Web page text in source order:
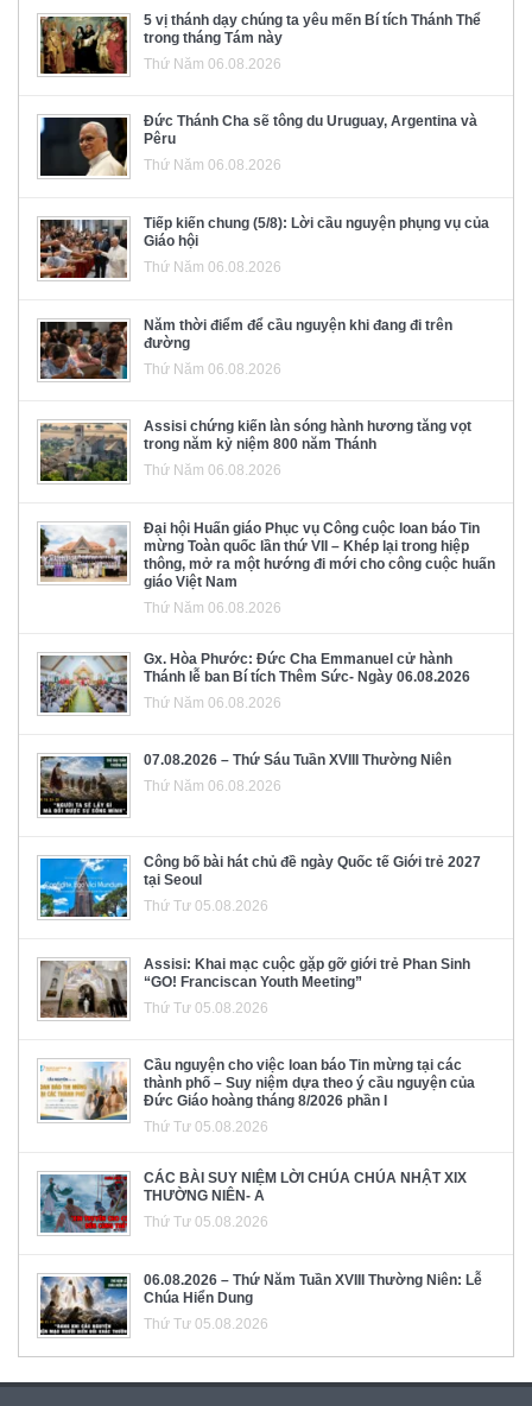
5 vị thánh dạy chúng ta yêu mến Bí tích Thánh Thể
trong tháng Tám này
Thứ Năm 06.08.2026
Đức Thánh Cha sẽ tông du Uruguay, Argentina và
Pêru
Thứ Năm 06.08.2026
Tiếp kiến chung (5/8): Lời cầu nguyện phụng vụ của
Giáo hội
Thứ Năm 06.08.2026
Năm thời điểm để cầu nguyện khi đang đi trên
đường
Thứ Năm 06.08.2026
Assisi chứng kiến làn sóng hành hương tăng vọt
trong năm kỷ niệm 800 năm Thánh
Thứ Năm 06.08.2026
Đại hội Huấn giáo Phục vụ Công cuộc loan báo Tin
mừng Toàn quốc lần thứ VII – Khép lại trong hiệp
thông, mở ra một hướng đi mới cho công cuộc huấn
giáo Việt Nam
Thứ Năm 06.08.2026
Gx. Hòa Phước: Đức Cha Emmanuel cử hành
Thánh lễ ban Bí tích Thêm Sức- Ngày 06.08.2026
Thứ Năm 06.08.2026
07.08.2026 – Thứ Sáu Tuần XVIII Thường Niên
Thứ Năm 06.08.2026
Công bố bài hát chủ đề ngày Quốc tế Giới trẻ 2027
tại Seoul
Thứ Tư 05.08.2026
Assisi: Khai mạc cuộc gặp gỡ giới trẻ Phan Sinh
“GO! Franciscan Youth Meeting”
Thứ Tư 05.08.2026
Cầu nguyện cho việc loan báo Tin mừng tại các
thành phố – Suy niệm dựa theo ý cầu nguyện của
Đức Giáo hoàng tháng 8/2026 phần I
Thứ Tư 05.08.2026
CÁC BÀI SUY NIỆM LỜI CHÚA CHÚA NHẬT XIX
THƯỜNG NIÊN- A
Thứ Tư 05.08.2026
06.08.2026 – Thứ Năm Tuần XVIII Thường Niên: Lễ
Chúa Hiển Dung
Thứ Tư 05.08.2026